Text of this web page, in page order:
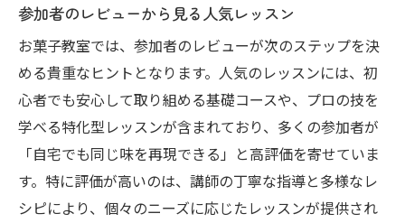
参加者のレビューから見る人気レッスン
お菓子教室では、参加者のレビューが次のステップを決
める貴重なヒントとなります。人気のレッスンには、初
心者でも安心して取り組める基礎コースや、プロの技を
学べる特化型レッスンが含まれており、多くの参加者が
「自宅でも同じ味を再現できる」と高評価を寄せていま
す。特に評価が高いのは、講師の丁寧な指導と多様なレ
シピにより、個々のニーズに応じたレッスンが提供され